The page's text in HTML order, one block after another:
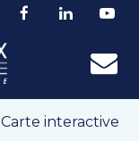
Lien
Lien
compte
la
Carte interactive